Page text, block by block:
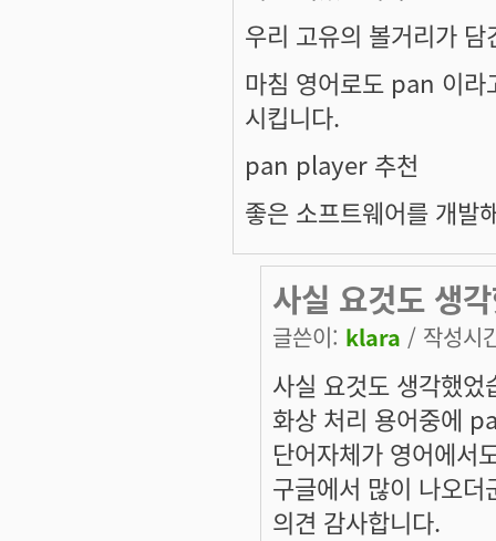
우리 고유의 볼거리가
마침 영어로도 pan 이라
시킵니다.
pan player 추천
좋은 소프트웨어를 개발
사실 요것도 생
글쓴이: klara / 작성시
사실 요것도 생각했었
화상 처리 용어중에
단어자체가 영어에서
구글에서 많이 나오더
의견 감사합니다.